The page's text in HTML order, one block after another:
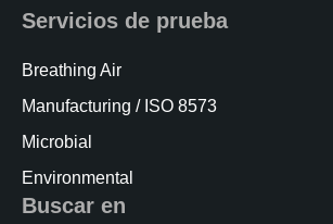
Servicios de prueba
Breathing Air
Manufacturing / ISO 8573
Microbial
Environmental
Buscar en